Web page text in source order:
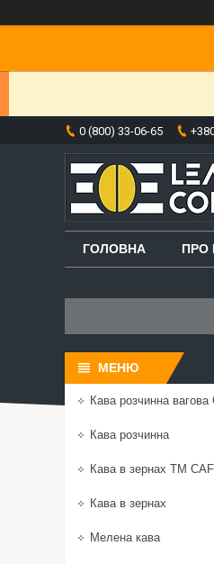
0 (800) 33-06-65
ГОЛОВНА ПРО
Кава розчинна
Кава розчинна
Кава в зернах TM
Кава в зернах
Мелена кава